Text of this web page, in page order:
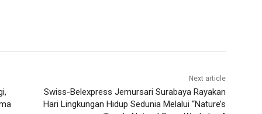
Next article
Swiss-Belexpress Jemursari Surabaya Rayakan
Hari Lingkungan Hidup Sedunia Melalui “Nature’s